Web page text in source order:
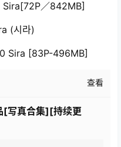
／842MB]
(시라)
Sira [83P-496MB]
查看
[写真合集][持续更